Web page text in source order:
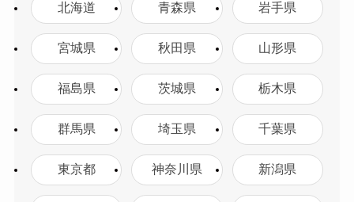
北海道 青森県 岩手県
宮城県 秋田県 山形県
福島県 茨城県 栃木県
群馬県 埼玉県 千葉県
東京都 神奈川県 新潟県